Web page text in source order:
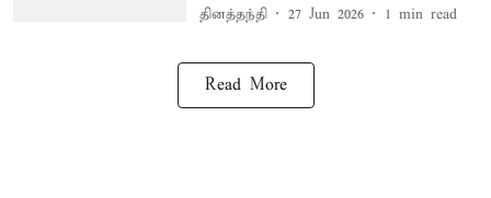
தினத்தந்தி 27 Jun 2026 1 min read
Read More